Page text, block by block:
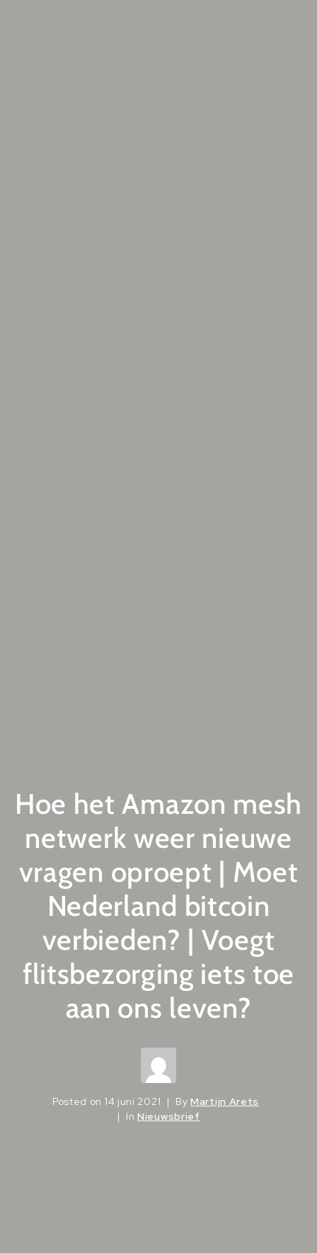
Hoe het Amazon mesh
netwerk weer nieuwe
vragen oproept | Moet
Nederland bitcoin
verbieden? | Voegt
flitsbezorging iets toe
aan ons leven?
Posted on 14 juni 2021 ByMartijn Arets
InNieuwsbrief